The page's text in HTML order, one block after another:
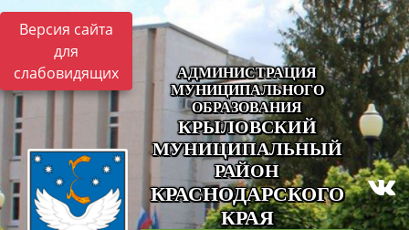
Версия сайта
для
слабовидящих
АДМИНИСТРАЦИЯ
МУНИЦИПАЛЬНОГО
ОБРАЗОВАНИЯ
КРЫЛОВСКИЙ
МУНИЦИПАЛЬНЫЙ
РАЙОН
КРАСНОДАРСКОГО
КРАЯ